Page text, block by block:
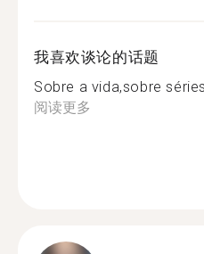
我喜欢谈论的话题
Sobre a vida,sobre
阅读更多